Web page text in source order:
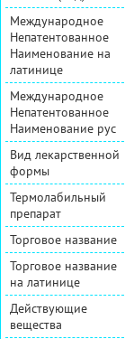
Международное
Непатентованное
Наименование на
латинице
Международное
Непатентованное
Наименование рус
Вид лекарственной
формы
Термолабильный
препарат
Торговое название
Торговое название
на латинице
Действующие
вещества